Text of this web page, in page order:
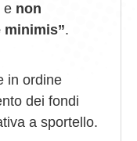
e non
minimis”.
in ordine
dei fondi
a sportello.